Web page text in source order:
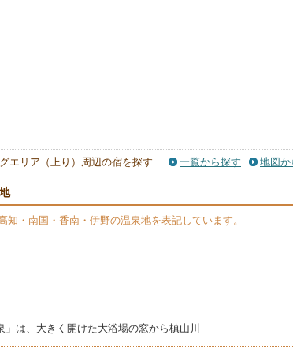
エリア（上り）周辺の宿を探す 一覧から探す 地図か
知・南国・香南・伊野の温泉地を表記しています。
は、大きく開けた大浴場の窓から槙山川